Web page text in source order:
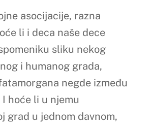
asocijacije, razna
li i deca naše dece
sliku nekog
i humanog grada,
negde između
hoće li u njemu
grad u jednom davnom,